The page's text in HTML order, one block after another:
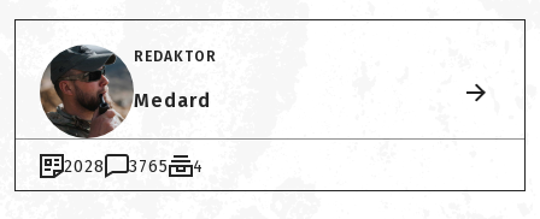
REDAKTOR
Medard
2028 3765 4